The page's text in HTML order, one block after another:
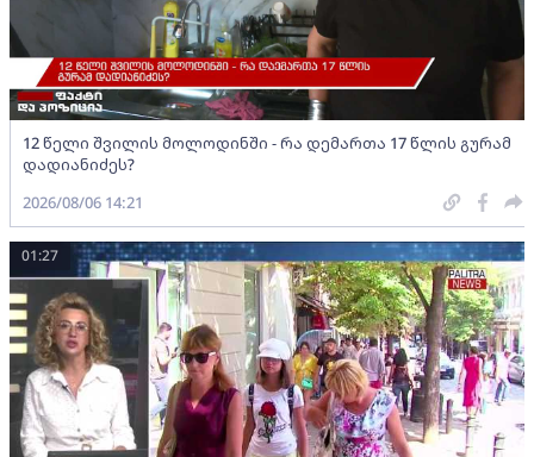
12 წელი შვილის მოლოდინში - რა დემართა 17 წლის გურამ
დადიანიძეს?
2026/08/06 14:21
01:27